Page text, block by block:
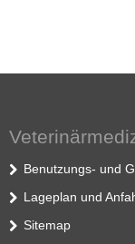
Benutzungs- und
Lageplan und
Sitemap